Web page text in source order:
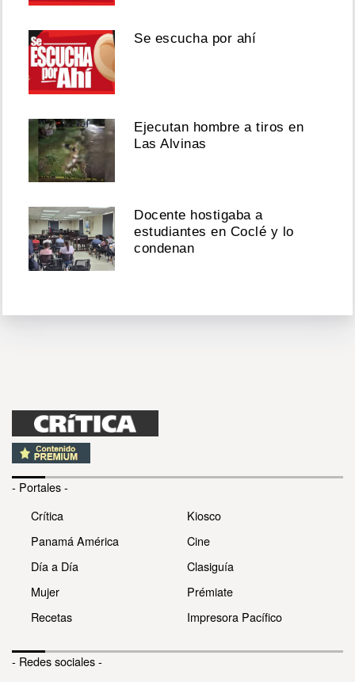
Se escucha por ahí
Ejecutan hombre a tiros en
Las Alvinas
Docente hostigaba a
estudiantes en Coclé y lo
condenan
- Portales -
Crítica
Panamá América
Día a Día
Mujer
Recetas
Kiosco
Cine
Clasiguía
Prémiate
Impresora Pacífico
- Redes sociales -